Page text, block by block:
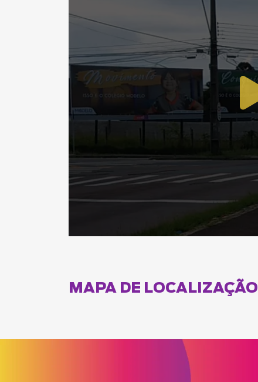
MAPA DE LOCALIZAÇÃO